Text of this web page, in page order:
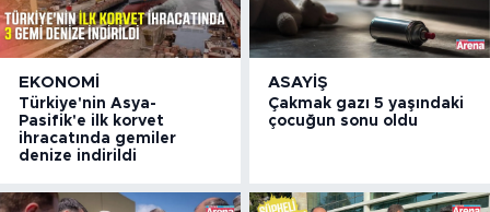
EKONOMI
Türkiye'nin Asya-
Pasifik'e ilk korvet
ihracatında gemiler
denize indirildi
ASAYIŞ
Çakmak gazı 5 yaşındaki
çocuğun sonu oldu